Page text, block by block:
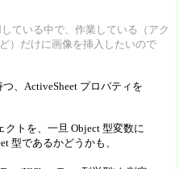
ている中で、作業している（アク
）だけに画像を挿入したいので
、ActiveSheet プロパティを
クトを、一旦 Object 型変数に
型であるかどうかも、